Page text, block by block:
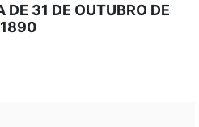
31 DE OUTUBRO DE
1890